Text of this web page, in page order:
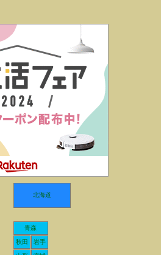
北海道
青森
秋田 岩手